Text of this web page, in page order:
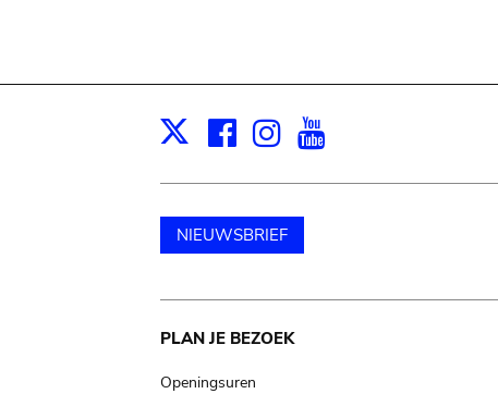
X Facebook
Instagram
NIEUWSBRIEF
Main
PLAN JE BEZOEK
Openingsuren